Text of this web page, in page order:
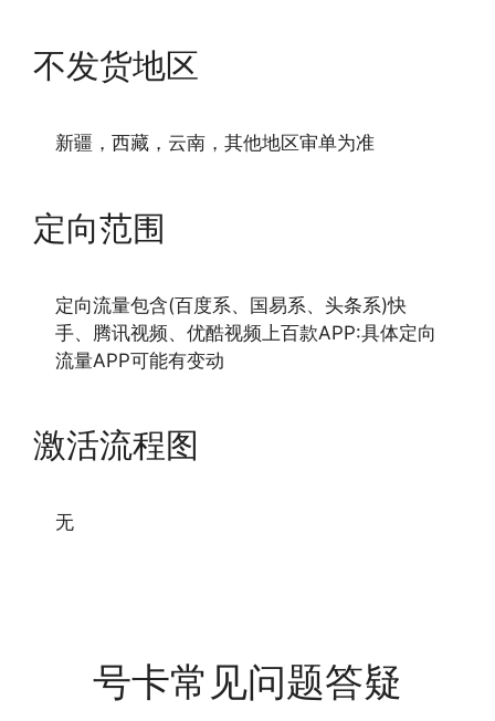
不发货地区
新疆，西藏，云南，其他地区审单为准
定向范围
定向流量包含(百度系、国易系、头条系)快
手、腾讯视频、优酷视频上百款APP:具体定向
流量APP可能有变动
激活流程图
无
号卡常见问题答疑